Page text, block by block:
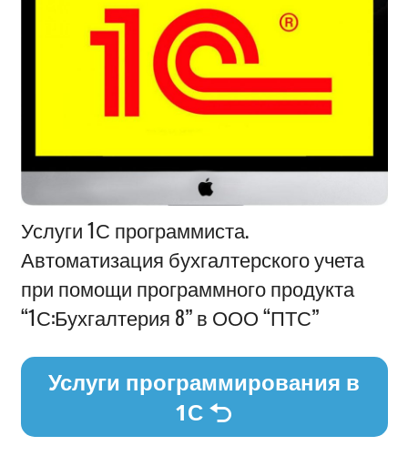
Информация
Услуги 1С программиста.
Автоматизация бухгалтерского учета
при помощи программного продукта
“1С:Бухгалтерия 8” в ООО “ПТС”
Услуги программирования в
1С